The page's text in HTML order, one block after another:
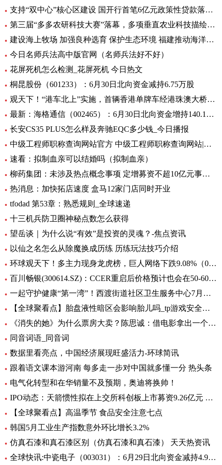
支持“双中心”核心区建设 国开行首笔6亿元政策性贷款落地-天天亮点
第三届“多多农研科技大赛”落幕，多项垂直农业科技描绘未来农业图景
建设海上牧场 加强良种选育 保护生态环境 福建推动海洋渔业高质量发展（高质量发展调研行）
今日名师兵法高中版官网（名师兵法好不好）
花屏死机怎么检测_花屏死机 今日热文
桐昆股份（601233）：6月30日北向资金减持6.75万股
观天下！“港车北上”实施，首辆香港单牌车经港珠澳大桥入粤
最新：海格通信（002465）：6月30日北向资金增持140.12万股
长安CS35 PLUS怎么样及奔驰EQC多少钱_今日播报
中级工程师职称查询网站官方 中级工程师职称查询网站|世界今日讯
速看：拟制血亲可以结婚吗（拟制血亲）
柳药集团：未涉及热点概念事项 定增募资不超10亿元事项目前处于审核阶段 环球速看
热消息：加快拓店速度 盒马12家门店同时开业
tfodad 第53章：熟悉规则_全球速递
十三机兵防卫圈神秘点数怎么获得
望岳谈｜为什么说“有效”是投资的灵魂？-焦点资讯
以仙之名怎么从除魔换成历练 历练玩法技巧介绍
环球观天下！多主力现身龙虎榜，巨人网络下跌9.08%（06-30）
百川畅银(300614.SZ)：CCER重启后价格预计也会在50-60元/吨左右
一起守护健康“第一湾”！西渡街道社区卫生服务中心7月专病门诊一览表出炉_环球滚动
【全球聚看点】胎盘液性暗区会影响胎儿吗_tp游戏安全中心
《消失的她》为什么票房大卖？陈思诚：借电影拿出一个生活的剖面
同音词语_同音词
数据里看亮点，中国经济展现旺盛活力-环球简讯
跟着语文课本游河南 每多走一步对中国就多懂一分 热头条
电气化转型和在华销量不及预期，奥迪将换帅！
IPO动态：天箭惯性拟在上交所科创板上市募资9.26亿元 全球新动态
【全球聚看点】高温季节 食品安全注意七点
韩国5月工业生产指数意外环比增长3.2%
仿真石漆和真石漆区别（仿真石漆和真石漆） 天天热资讯
全球快讯:中瓷电子（003031）：6月29日北向资金减持4.95万股